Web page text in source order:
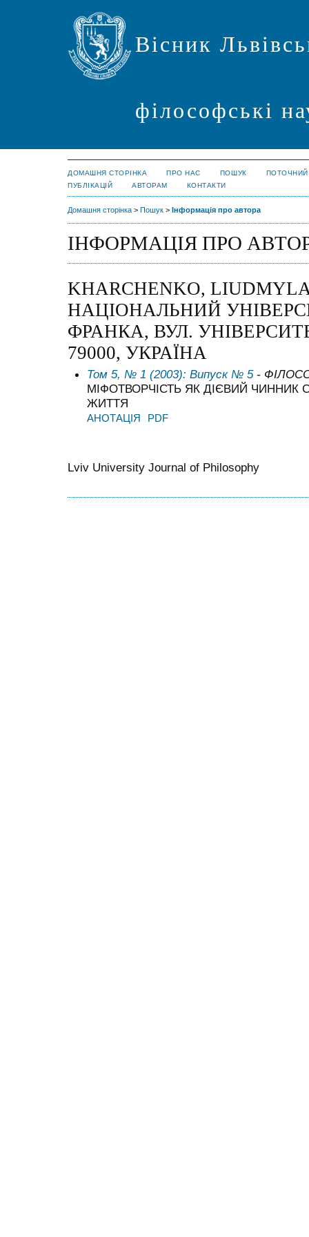
Вісник
філософські
ДОМАШНЯ СТОРІНКА ПРО НАС ПОШУК
ПОТОЧНИЙ
ПУБЛІКАЦІЙ
АВТОРАМ КОНТАКТИ
Домашня сторінка > Пошук > Інформація про автора
ІНФОРМАЦІЯ ПРО
KHARCHENKO,
НАЦІОНАЛЬНИЙ
ФРАНКА, ВУЛ.
79000, УКРАЇНА
Том 5, № 1 (2003): Випуск № 5-
МІФОТВОРЧІСТЬ ЯК ДІЄВИЙ ЧИННИК
ЖИТТЯ
АНОТАЦІЯ PDF
Lviv University Journal of Philosophy